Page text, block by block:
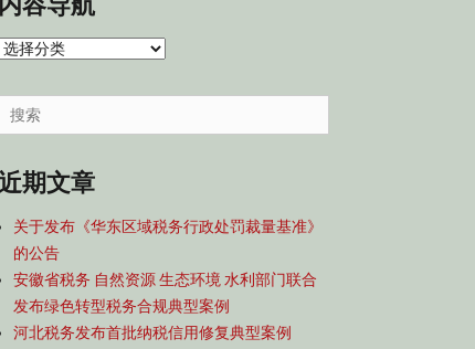
内
导
航
Search
for:
期文章
关于发布《华东区域税务行政处罚裁量基准》
的公告
安徽省税务 自然资源 生态环境 水利部门联合
发布绿色转型税务合规典型案例
河北税务发布首批纳税信用修复典型案例